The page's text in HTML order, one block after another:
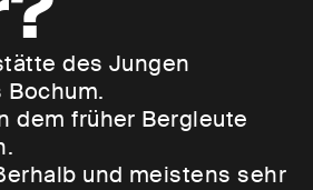
des Jungen
Bochum.
dem früher Bergleute
und meistens sehr